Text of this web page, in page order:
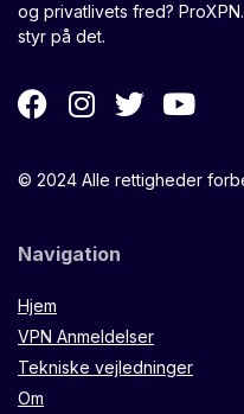
og privatlivets fred?
styr på det.
© 2024 Alle rettigheder
Navigation
Hjem
VPN Anmeldelser
Tekniske vejledninger
Om